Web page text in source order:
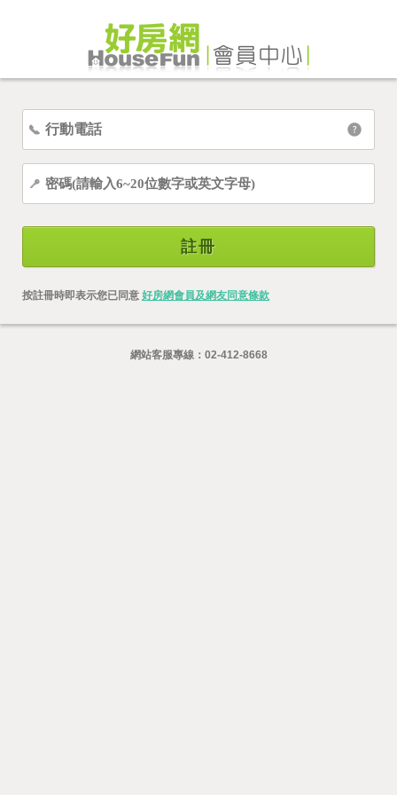
註冊
按註冊時即表示您已同意 好房網會員及網友同意條款
網站客服專線： 02-412-8668